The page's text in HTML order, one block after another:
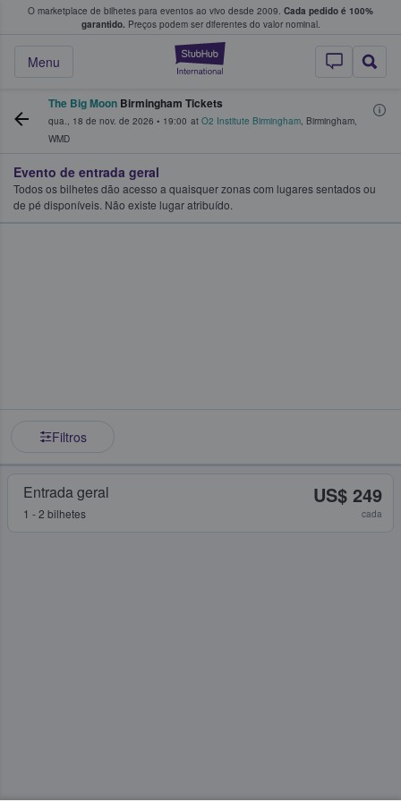
O marketplace de bilhetes para eventos ao vivo desde 2009. Cada pedido é 100%
garantido. Preços podem ser diferentes do valor nominal.
StubHub – onde
Menu
fãs compram e vendem bilhetes
The Big Moon Birmingham Tickets
qua., 18 de nov. de 2026 • 19:00 at O2 Institute Birmingham, Birmingham,
WMD
Evento de entrada geral
Todos os bilhetes dão acesso a quaisquer zonas com lugares sentados ou
de pé disponíveis. Não existe lugar atribuído.
Filtros
Entrada geral
1 - 2 bilhetes
US$ 249
cada